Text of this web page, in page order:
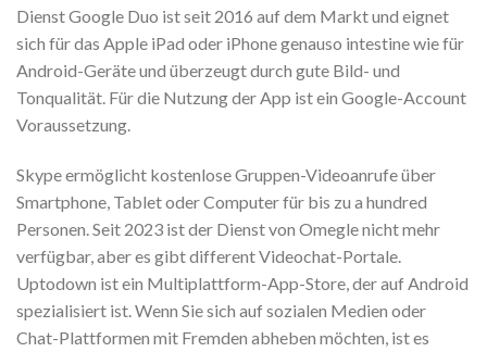
Dienst Google Duo ist seit 2016 auf dem Markt und eignet
sich für das Apple iPad oder iPhone genauso intestine wie für
Android-Geräte und überzeugt durch gute Bild- und
Tonqualität. Für die Nutzung der App ist ein Google-Account
Voraussetzung.
Skype ermöglicht kostenlose Gruppen-Videoanrufe über
Smartphone, Tablet oder Computer für bis zu a hundred
Personen. Seit 2023 ist der Dienst von Omegle nicht mehr
verfügbar, aber es gibt different Videochat-Portale.
Uptodown ist ein Multiplattform-App-Store, der auf Android
spezialisiert ist. Wenn Sie sich auf sozialen Medien oder
Chat-Plattformen mit Fremden abheben möchten, ist es